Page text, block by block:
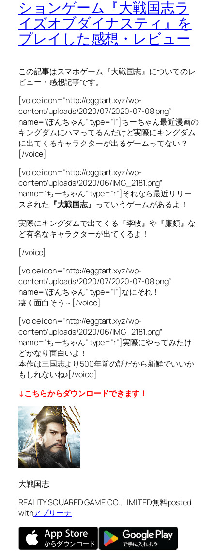
ションゲーム『大戦国志ラ
イズオブダイナスティ』を
プレイした感想・レビュー
この記事はスマホゲーム『大戦国志』についてのレ
ビュー・感想記事です。
[voice icon=”http://eggtart.xyz/wp-
content/uploads/2020/07/2020-07-08.png”
name=”ぽんちゃん” type=”l”]ちーちゃん最近漫画の
キングダムにハマってるんだけど実際にキングダム
に出てくるキャラクターが出るゲームってない？
[/voice]
[voice icon=”http://eggtart.xyz/wp-
content/uploads/2020/06/IMG_2181.png”
name=”ちーちゃん” type=”r”]それなら最近リリー
スされた 『大戦国志』 っていうゲームがあるよ！
実際にキングダムで出てくる『李牧』や『廉頗』な
ど有名なキャラクターが出てくるよ！
[/voice]
[voice icon=”http://eggtart.xyz/wp-
content/uploads/2020/07/2020-07-08.png”
name=”ぽんちゃん” type=”l”]なにそれ！
凄く面白そう～[/voice]
[voice icon=”http://eggtart.xyz/wp-
content/uploads/2020/06/IMG_2181.png”
name=”ちーちゃん” type=”r”]実際にやってみたけ
どかなり面白いよ！
本作は三国志より500年前の話だから新鮮でいいか
もしれないね♪[/voice]
↓こちらからダウンロードできます！
大戦国志
REALITY SQUARED GAME CO., LIMITED無料posted
withアプリーチ